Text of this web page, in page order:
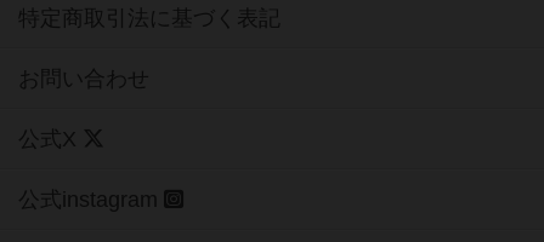
特定商取引法に基づく表記
お問い合わせ
公式X
公式instagram